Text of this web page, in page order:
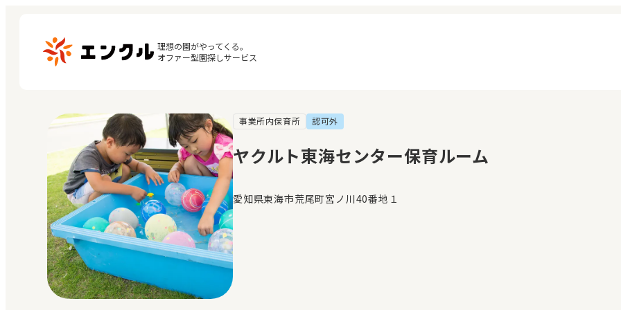
理想の園がやってくる。
オファー型園探しサービス
保育園・幼稚園を探す
地図から探す
地域から探す
マイページ
閲覧履歴
お気に入り
事業所内保育所 認可外
ヤクルト東海センター保育ルーム
愛知県東海市荒尾町宮ノ川40番地１